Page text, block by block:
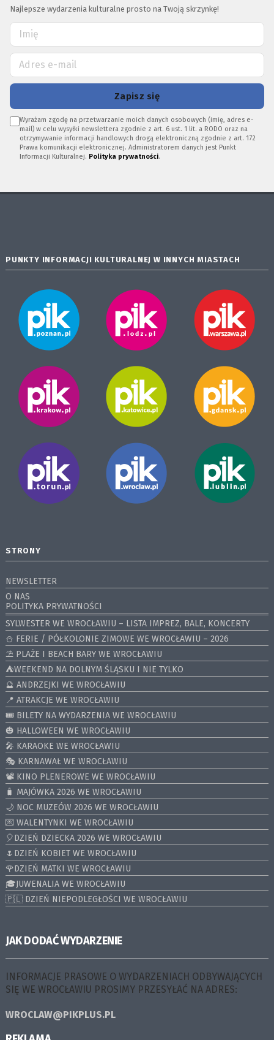
Najlepsze wydarzenia kulturalne prosto na Twoją skrzynkę!
Zapisz się
Wyrażam zgodę na przetwarzanie moich danych osobowych (imię, adres e-
mail) w celu wysyłki newslettera zgodnie z art. 6 ust. 1 lit. a RODO oraz na
otrzymywanie informacji handlowych drogą elektroniczną zgodnie z art. 172
Prawa komunikacji elektronicznej. Administratorem danych jest Punkt
Informacji Kulturalnej. Polityka prywatności.
PUNKTY INFORMACJI KULTURALNEJ W INNYCH MIASTACH
STRONY
NEWSLETTER
O NAS
POLITYKA PRYWATNOŚCI
SYLWESTER WE WROCŁAWIU – LISTA IMPREZ, BALE, KONCERTY
⛄️ FERIE / PÓŁKOLONIE ZIMOWE WE WROCŁAWIU – 2026
⛱️ PLAŻE I BEACH BARY WE WROCŁAWIU
⛺️WEEKEND NA DOLNYM ŚLĄSKU I NIE TYLKO
🔮 ANDRZEJKI WE WROCŁAWIU
📍 ATRAKCJE WE WROCŁAWIU
🎟️ BILETY NA WYDARZENIA WE WROCŁAWIU
🎃 HALLOWEEN WE WROCŁAWIU
🎤 KARAOKE WE WROCŁAWIU
🎭 KARNAWAŁ WE WROCŁAWIU
📽️ KINO PLENEROWE WE WROCŁAWIU
🧳 MAJÓWKA 2026 WE WROCŁAWIU
🌙 NOC MUZEÓW 2026 WE WROCŁAWIU
💌 WALENTYNKI WE WROCŁAWIU
🎈DZIEŃ DZIECKA 2026 WE WROCŁAWIU
🌷DZIEŃ KOBIET WE WROCŁAWIU
🌹DZIEŃ MATKI WE WROCŁAWIU
🎓JUWENALIA WE WROCŁAWIU
🇵🇱 DZIEŃ NIEPODLEGŁOŚCI WE WROCŁAWIU
JAK DODAĆ WYDARZENIE
INFORMACJE PRASOWE O WYDARZENIACH ODBYWAJĄCYCH
SIĘ WE WROCŁAWIU PROSIMY PRZESYŁAĆ NA ADRES:
WROCLAW@PIKPLUS.PL